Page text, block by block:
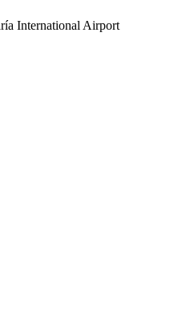
International Airport